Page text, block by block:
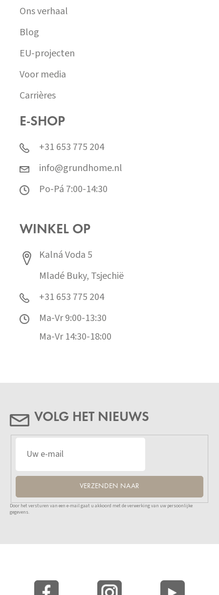
Ons verhaal
Blog
EU-projecten
Voor media
Carrières
E-SHOP
+31 653 775 204
info@grundhome.nl
Po-Pá 7:00-14:30
WINKEL OP
Kalná Voda 5
Mladé Buky, Tsjechië
+31 653 775 204
Ma-Vr 9:00-13:30
Ma-Vr 14:30-18:00
VOLG HET NIEUWS
VERZENDEN NAAR
Door het versturen van een e-mail gaat u akkoord met de verwerking van uw persoonlijke
gegevens.